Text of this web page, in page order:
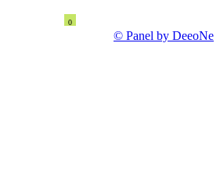
0
© Panel by DeeoNe